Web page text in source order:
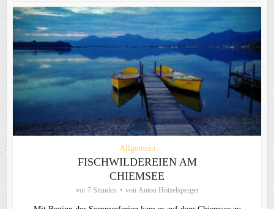
Allgemein
FISCHWILDEREIEN AM
CHIEMSEE
vor 7 Stunden von Anton Hötzelsperger